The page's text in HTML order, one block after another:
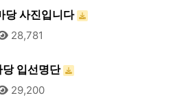
당 사진입니다
28,781
입선명단
29,200